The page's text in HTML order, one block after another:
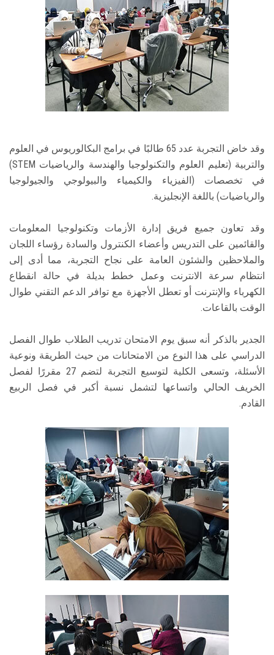
وقد خاض التجربة عدد 65 طالبًا في برامج البكالوريوس في العلوم
والتربية (تعليم العلوم والتكنولوجيا والهندسة والرياضيات STEM)
في تخصصات (الفيزياء والكيمياء والبيولوجي والجيولوجيا
والرياضيات) باللغة الإنجليزية.
وقد تعاون جميع فريق إدارة الأزمات وتكنولوجيا المعلومات
والقائمين على التدريس وأعضاء الكنترول والسادة رؤساء اللجان
والملاحظين والشئون العامة على نجاح التجربة، مما أدى إلى
انتظام سرعة الانترنت وعمل خطط بديلة في حالة انقطاع
الكهرباء والإنترنت أو تعطل الأجهزة مع توافر الدعم التقني طوال
الوقت بالقاعات.
الجدير بالذكر أنه سبق يوم الامتحان تدريب الطلاب طوال الفصل
الدراسي على هذا النوع من الامتحانات من حيث الطريقة ونوعية
الأسئلة، وتسعى الكلية لتوسيع التجربة لتضم 27 مقررًا لفصل
الخريف الحالي واتساعها لتشمل نسبة أكبر في فصل الربيع
القادم.